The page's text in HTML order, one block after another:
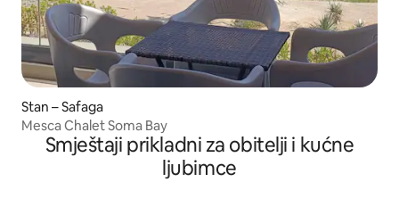
Stan – Safaga
Mesca Chalet Soma Bay
Smještaji prikladni za obitelji i kućne
ljubimce